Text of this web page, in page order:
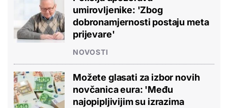
umirovljenike: 'Zbog
dobronamjernosti postaju meta
prijevare'
NOVOSTI
Možete glasati za izbor novih
novčanica eura: 'Među
najopipljivijim su izrazima